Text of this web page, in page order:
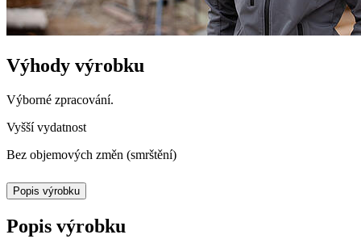
Výhody výrobku
Výborné zpracování.
Vyšší vydatnost
Bez objemových změn (smrštění)
Popis výrobku
Popis výrobku